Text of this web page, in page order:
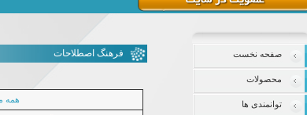
فرهنگ اصطلاحات
همه
صفحه نخست
محصولات
توانمندی ها